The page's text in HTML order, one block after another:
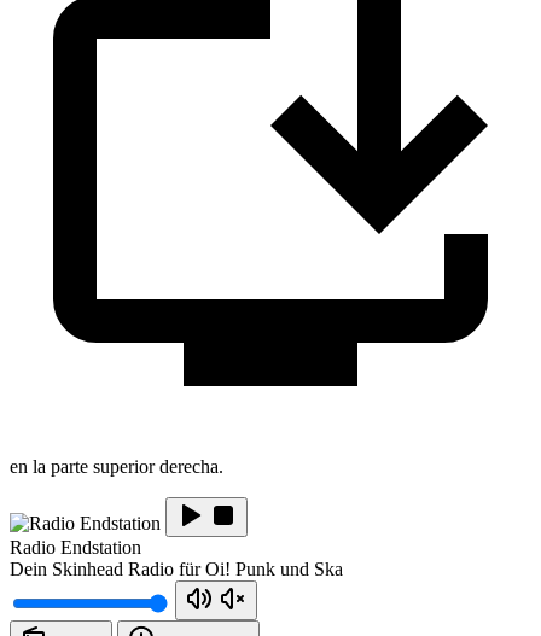
en la parte superior derecha.
Radio Endstation
Dein Skinhead Radio für Oi! Punk und Ska